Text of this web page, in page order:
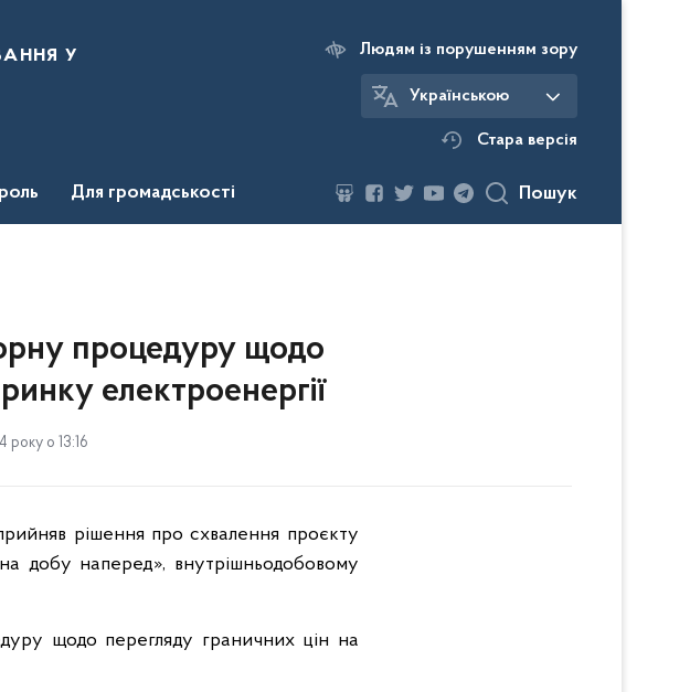
у
Людям із порушенням зору
Українською
Стара версія
Для громадськості Пошук
процедуру щодо
електроенергії
року о 13:16
рішення про схвалення проєкту
добу наперед», внутрішньодобовому
щодо перегляду граничних цін на